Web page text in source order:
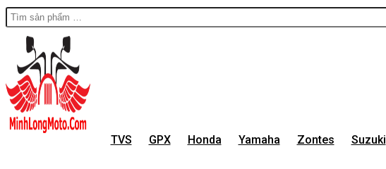
TVS GPX Honda Yamaha Zontes Suzuki